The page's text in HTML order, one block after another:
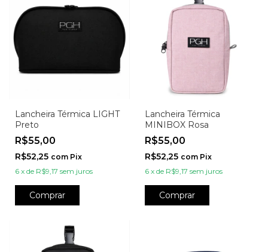
Lancheira Térmica LIGHT
Preto
R$55,00
R$52,25 com Pix
6 x de R$9,17 sem juros
Comprar
Lancheira Térmica
MINIBOX Rosa
R$55,00
R$52,25 com Pix
6 x de R$9,17 sem juros
Comprar